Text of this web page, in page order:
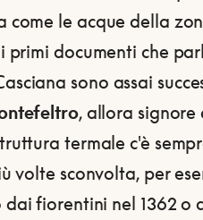
come le acque della
primi documenti che
sono assai
, allora signore
termale c'è
volte sconvolta, per
fiorentini nel 1362 o